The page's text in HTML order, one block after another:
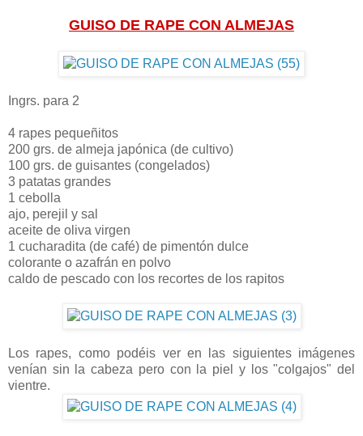
GUISO DE RAPE CON ALMEJAS
Ingrs. para 2
4 rapes pequeñitos
200 grs. de almeja japónica (de cultivo)
100 grs. de guisantes (congelados)
3 patatas grandes
1 cebolla
ajo, perejil y sal
aceite de oliva virgen
1 cucharadita (de café) de pimentón dulce
colorante o azafrán en polvo
caldo de pescado con los recortes de los rapitos
Los rapes, como podéis ver en las siguientes imágenes
venían sin la cabeza pero con la piel y los "colgajos" del
vientre.